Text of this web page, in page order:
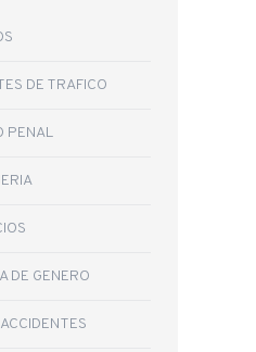
DE TRAFICO
PENAL
DE GENERO